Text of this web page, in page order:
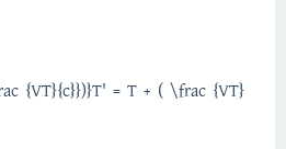
{VT}{c}})}T' = T + ( \frac {VT}